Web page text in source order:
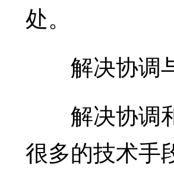
处。
解决协调与
解决协调和
很多的技术手